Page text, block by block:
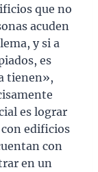
que no
acuden
y si a
es
tienen»,
es lograr
edificios
con
en un